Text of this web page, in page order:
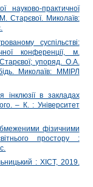
науково-практичної
Старєвої. Миколаїв:
суспільстві:
конференції, м.
упоряд. О.А.
Миколаїв: ММІРЛ
інклюзії в закладах
– К. : Університет
фізичними
простору :
: ХІСТ, 2019.